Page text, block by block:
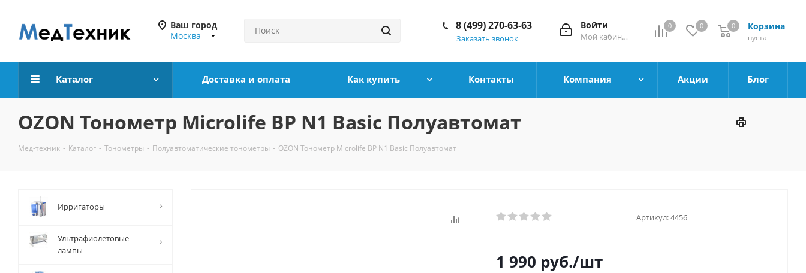
Ваш город
Москва
0 0 Корзина
0
пуста
0
Войти
Мой кабинет
8 (499) 270-63-63
Заказать звонок
Каталог Доставка и оплата Как купить Контакты Компания Акции Блог
OZON Тонометр Microlife BP N1 Basic Полуавтомат
Мед-техник - Каталог - Тонометры - Полуавтоматические тонометры - OZON Тонометр Microlife BP N1 Basic Полуавтомат
Артикул:4456
1 990 руб./шт
Ирригаторы
Ультрафиолетовые
лампы